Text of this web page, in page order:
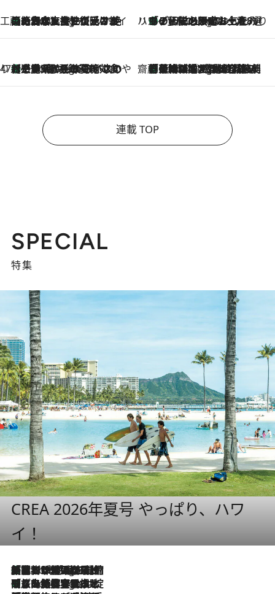
工藤まやのおもてなしハワイ
2 Hours Ago
【ハワイ土産】ローカルの絶大な支持で復活！ 絶品の幻クッキー《元ファンの日本人女性が受け継いだ名店》 ハワイ賢者 リサのお気に入りリスト2 Hours Ago
あの伝説の限定トートも！ リニューアルした「ディーン＆デルーカ ハワイ」で必須のお土産8選
47都道府県の手みやげ ひんやりスイーツで夏を満喫
2 Hours Ago
【三重県】この夏絶対食べたい 冷やしておいしいおやつ3選 お餅×アイスの新感覚スイーツ 齋藤 薫 美容脳ルネサンス
2 Hours Ago
「荷物が増えるほど旅ストレスは増す」美容ジャーナリストがたどり着いた最終結論。“化粧品を劇的に減らす”感動の凝縮美容とは
連載 TOP
SPECIAL
特集
CREA 2026年夏号 やっぱり、ハワ
イ！
2 Hours Ago
「荷物が増えるほど旅ストレスは増す」美容ジャーナリストがたどり着いた最終結論。“化粧品を劇的に減らす”感動の凝縮美容とは
2 Hours Ago
「旅先には金髪ウィッグを持参」日本と同じメイクでは損してる!? 美容ジャーナリストが提案する“掟破りの旅美容”とは